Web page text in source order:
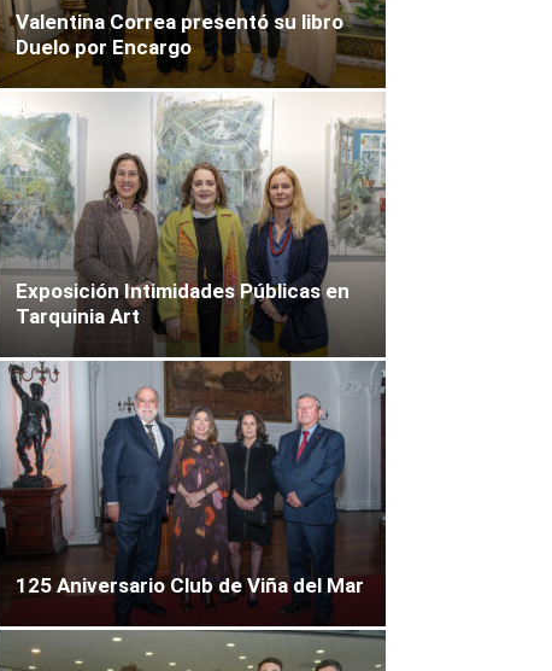
Valentina Correa presentó su libro
Duelo por Encargo
Exposición Intimidades Públicas en
Tarquinia Art
125 Aniversario Club de Viña del Mar